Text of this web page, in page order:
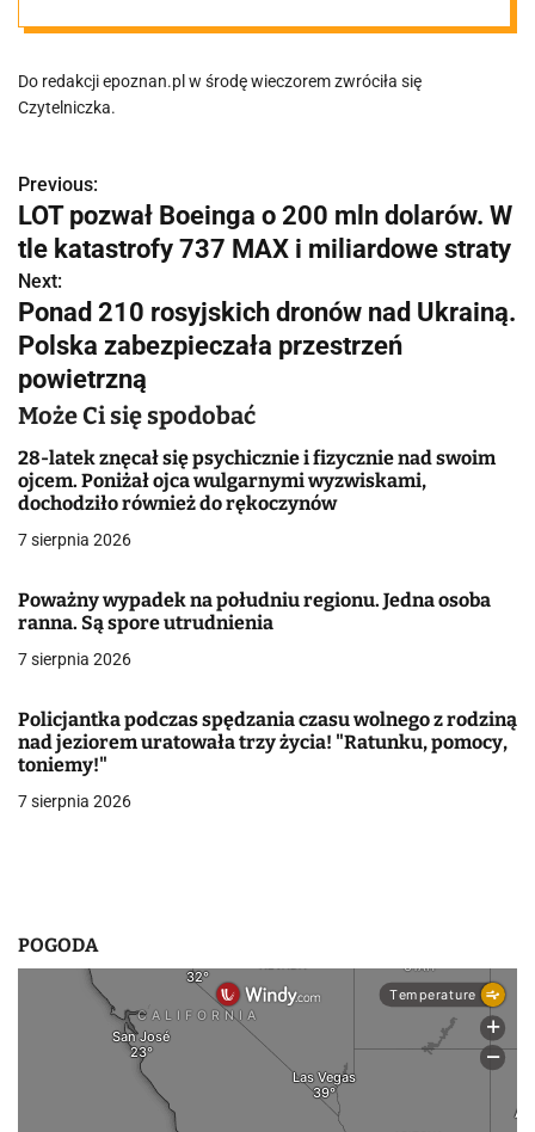
strażackie na
sygnałach."
Do redakcji epoznan.pl w środę wieczorem zwróciła się
Czytelniczka.
N
a
w
i
g
a
c
j
a
w
p
s
u
Previous:
LOT pozwał Boeinga o 200 mln dolarów. W
tle katastrofy 737 MAX i miliardowe straty
Next:
Ponad 210 rosyjskich dronów nad Ukrainą.
Polska zabezpieczała przestrzeń
powietrzną
Może Ci się spodobać
28-latek znęcał się psychicznie i fizycznie nad swoim
ojcem. Poniżał ojca wulgarnymi wyzwiskami,
dochodziło również do rękoczynów
7 sierpnia 2026
Poważny wypadek na południu regionu. Jedna osoba
ranna. Są spore utrudnienia
7 sierpnia 2026
Policjantka podczas spędzania czasu wolnego z rodziną
nad jeziorem uratowała trzy życia! "Ratunku, pomocy,
toniemy!"
7 sierpnia 2026
POGODA